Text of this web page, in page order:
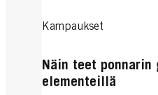
Kampaukset
Näin teet
elementeillä